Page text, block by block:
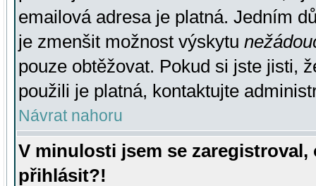
emailová adresa je platná. Jedním
je zmenšit možnost výskytu
pouze obtěžovat. Pokud si jste jisti,
použili je platná, kontaktujte
Návrat nahoru
V minulosti jsem se
přihlásit?!